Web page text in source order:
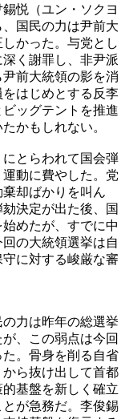
悦（ユン・ソクヨ
国民の力は尹前大
かった。与党とし
く謝罪し、非尹派
前大統領の影を消
はじめとする反李
ッグテントを推進
かもしれない。
とらわれて国会弾
動に費やした。党
却ばかりを叫ん
決定が出た後、国
めたが、すでに中
の大統領選挙は自
に対する峻厳な審
力は昨年の総選挙
、この弱点は今回
。骨身を削る自省
ら抜け出して首都
基盤を新しく確立
が急務だ。李俊錫